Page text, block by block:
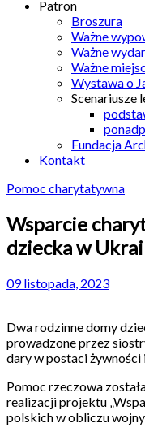
Patron
Broszura
Ważne
Ważne
Ważne
Wystawa o
Scenariusze
Fundacja
Kontakt
Pomoc charytatywna
Wsparcie
dziecka w
09 listopada, 2023
Dwa rodzinne domy
prowadzone przez
dary w postaci żywności
Pomoc rzeczowa
realizacji projektu
polskich w obliczu